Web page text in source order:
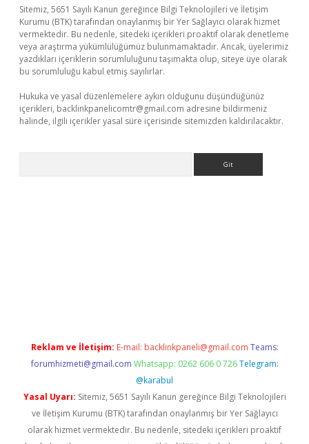
Sitemiz, 5651 Sayılı Kanun gereğince Bilgi Teknolojileri ve İletişim
Kurumu (BTK) tarafından onaylanmış bir Yer Sağlayıcı olarak hizmet
vermektedir. Bu nedenle, sitedeki içerikleri proaktif olarak denetleme
veya araştırma yükümlülüğümüz bulunmamaktadır. Ancak, üyelerimiz
yazdıkları içeriklerin sorumluluğunu taşımakta olup, siteye üye olarak
bu sorumluluğu kabul etmiş sayılırlar.
Hukuka ve yasal düzenlemelere aykırı olduğunu düşündüğünüz
içerikleri, backlinkpanelicomtr@gmail.com adresine bildirmeniz
halinde, ilgili içerikler yasal süre içerisinde sitemizden kaldırılacaktır.
Reklam ve İletişim: E-mail: backlinkpaneli@gmail.com Teams:
forumhizmeti@gmail.com Whatsapp: 0262 606 0 726 Telegram:
@karabul
Yasal Uyarı: Sitemiz, 5651 Sayılı Kanun gereğince Bilgi Teknolojileri
ve İletişim Kurumu (BTK) tarafından onaylanmış bir Yer Sağlayıcı
olarak hizmet vermektedir. Bu nedenle, sitedeki içerikleri proaktif